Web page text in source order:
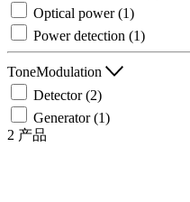
资
源
系
注
册
登
录
Optical power(1)
Power detection (1)
ToneModulation
Detector(2)
Generator(1)
2 产品